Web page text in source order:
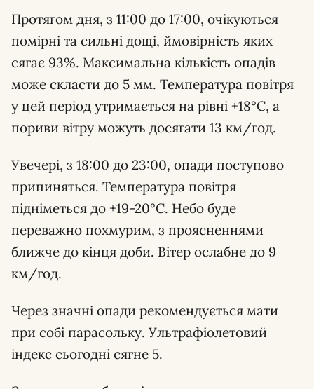
Протягом дня, з 11:00 до 17:00, очікуються
помірні та сильні дощі, ймовірність яких
сягає 93%. Максимальна кількість опадів
може скласти до 5 мм. Температура повітря
у цей період утримається на рівні +18°C, а
пориви вітру можуть досягати 13 км/год.
Увечері, з 18:00 до 23:00, опади поступово
припиняться. Температура повітря
підніметься до +19-20°C. Небо буде
переважно похмурим, з проясненнями
ближче до кінця доби. Вітер ослабне до 9
км/год.
Через значні опади рекомендується мати
при собі парасольку. Ультрафіолетовий
індекс сьогодні сягне 5.